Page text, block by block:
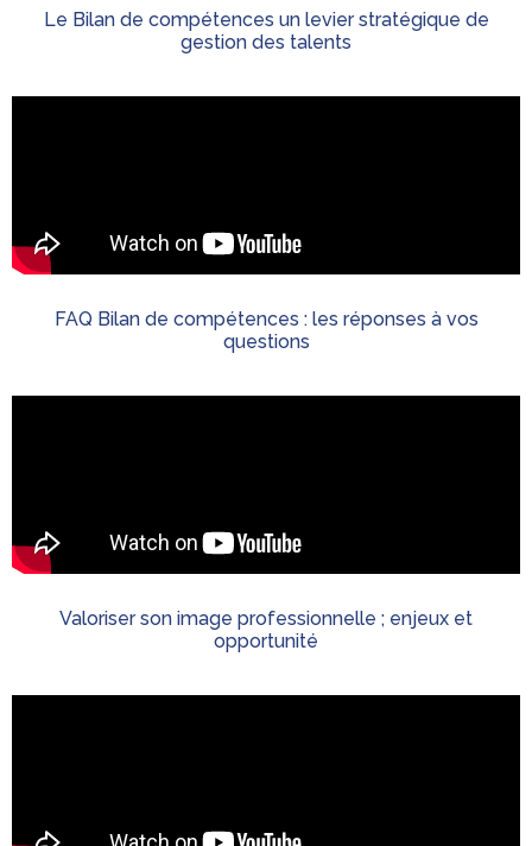
Le Bilan de compétences un levier stratégique de
gestion des talents
FAQ Bilan de compétences : les réponses à vos
questions
Valoriser son image professionnelle ; enjeux et
opportunité